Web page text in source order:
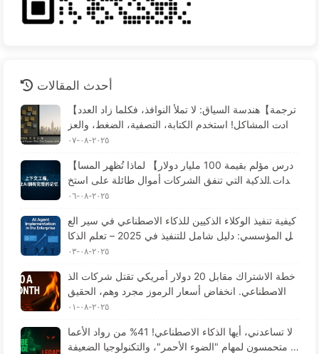
أحدث المقالات
【ترجمة】هندسة السياق: لا تملأ النوافذ، فكلما زاد العدد
زادت المشاكل! استخدم الكتابة، التصفية، الضغط، والعز
ل، وكن حذرًا من التداخلات التي تخلق الارتباك - تعلم الذ
٢٠٢٥-٠٨-٠٧
【درس مؤلم بقيمة 100 مليار دولار】 لماذا تُظهر المسا
عدات الذكية التي تنفق الشركات أموال طائلة على استخ
دامها "فقدان الذاكرة" في الأوقات الحرجة، بينما تحقق ال
اء الاصطناعي ببطء 169
٢٠٢٥-٠٨-٠٦
كيفية تنفيذ الوكلاء الذكيين للذكاء الاصطناعي في سير الع
مل المؤسسي: دليل شامل للتنفيذ في 2025 – تعلم الذكا
ء الاصطناعي ببطء 166
٢٠٢٥-٠٨-٠٣
خطة الاشتراك مقابل 20 دولار أمريكي تقتل شركات الذ
كاء الاصطناعي. انخفاض أسعار الرموز مجرد وهم، الحقيق
ة هي أن ما يكلف غاليًا هو جشعك - تعلم الذكاء الاصطناع
٢٠٢٥-٠٨-٠١
لا تساعدني، أيها الذكاء الاصطناعي! 41% من رواد الأعما
ل متحمسون لمهام "الضوء الأحمر"، والتكنولوجيا الضعيفة